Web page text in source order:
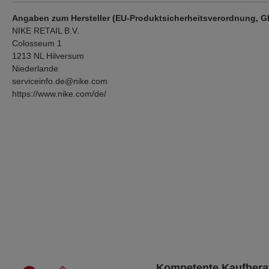
Angaben zum Hersteller (EU-Produktsicherheitsverordnung,
NIKE RETAIL B.V.
Colosseum 1
1213 NL Hilversum
Niederlande
serviceinfo.de@nike.com
https://www.nike.com/de/